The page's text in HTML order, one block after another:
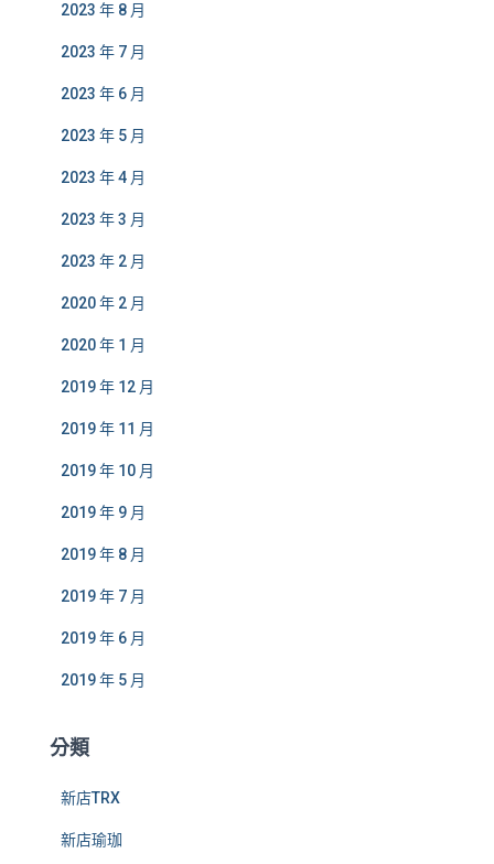
2023 年 8 月
2023 年 7 月
2023 年 6 月
2023 年 5 月
2023 年 4 月
2023 年 3 月
2023 年 2 月
2020 年 2 月
2020 年 1 月
2019 年 12 月
2019 年 11 月
2019 年 10 月
2019 年 9 月
2019 年 8 月
2019 年 7 月
2019 年 6 月
2019 年 5 月
分類
新店TRX
新店瑜珈